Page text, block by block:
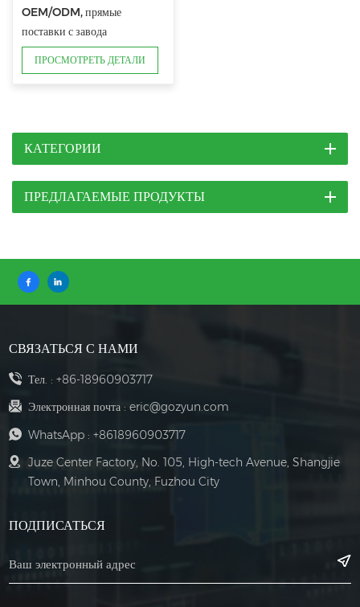
OEM/ODM, прямые
поставки с завода
ПРОСМОТРЕТЬ ДЕТАЛИ
КАТЕГОРИИ
ПРЕДЛАГАЕМЫЕ ПРОДУКТЫ
СВЯЗАТЬСЯ С НАМИ
Тел. : +86-18960903717
Электронная почта : eric@gozyun.com
WhatsApp : +8618960903717
Juze Center Factory, No. 105, High-tech Avenue, Shangjie
Town, Minhou County, Fuzhou City
ПОДПИСАТЬСЯ